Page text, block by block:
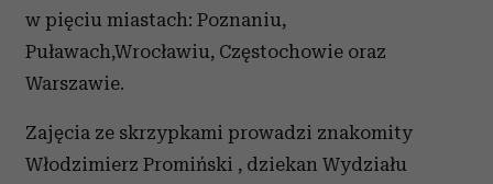
w pięciu miastach: Poznaniu,
Puławach,Wrocławiu, Częstochowie oraz
Warszawie.
Zajęcia ze skrzypkami prowadzi znakomity
Włodzimierz Promiński , dziekan Wydziału